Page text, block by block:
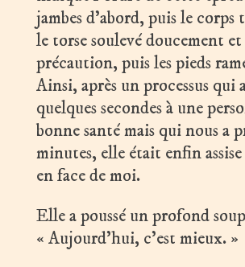
jambes d’abord, puis le corps
le torse soulevé doucement et
précaution, puis les pieds
Ainsi, après un processus qui
quelques secondes à une
bonne santé mais qui nous a
minutes, elle était enfin
en face de moi.
Elle a poussé un profond
« Aujourd’hui, c’est mieux. »